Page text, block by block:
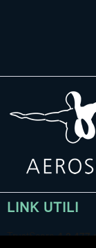
LINK UTILI